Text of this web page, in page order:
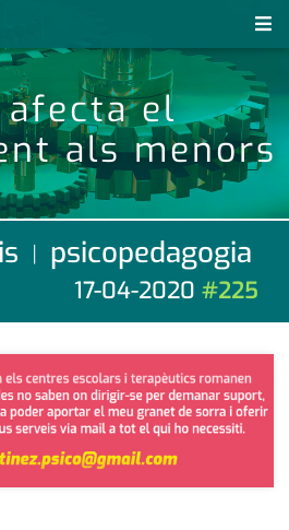
notícies
notícies
activitats
agenda
cultura
economia
empresa
entrevista
esports
pdf
anunciants
subscripció
contacte
farmàcies
telèfons
afecta el
als menors
| psicopedagogia
17-04-2020 #225